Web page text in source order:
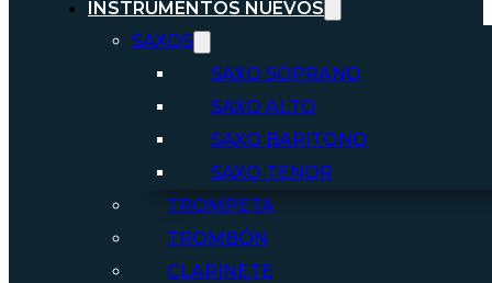
INSTRUMENTOS NUEVOS
SAXOS
SAXO SOPRANO
SAXO ALTO
SAXO BARITONO
SAXO TENOR
TROMPETA
TROMBÓN
CLARINETE